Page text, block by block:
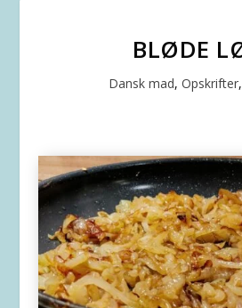
BLØDE
Dansk mad, Opskrifter,